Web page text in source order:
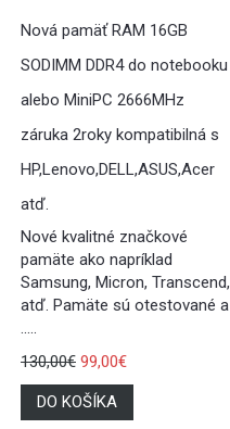
Nová pamäť RAM 16GB
SODIMM DDR4 do notebooku
alebo MiniPC 2666MHz
záruka 2roky kompatibilná s
HP,Lenovo,DELL,ASUS,Acer
atď.
Nové kvalitné značkové
pamäte ako napríklad
Samsung, Micron, Transcend,
atď. Pamäte sú otestované a
.....
130,00€ 99,00€
DO KOŠÍKA